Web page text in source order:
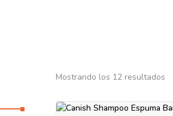
Mostrando los 12 resultados